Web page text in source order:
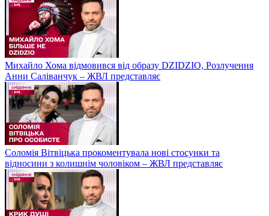
Михайло Хома відмовився від образу DZIDZIO, Розлучення
Анни Саліванчук – ЖВЛ представляє
Соломія Вітвіцька прокоментувала нові стосунки та
відносини з колишнім чоловіком – ЖВЛ представляє